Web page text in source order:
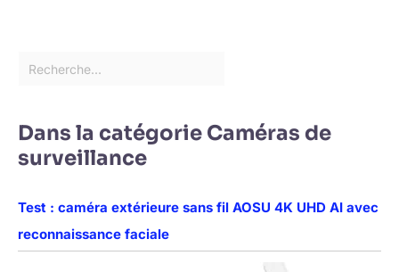
Dans la catégorie Caméras de
surveillance
Test : caméra extérieure sans fil AOSU 4K UHD AI avec
reconnaissance faciale